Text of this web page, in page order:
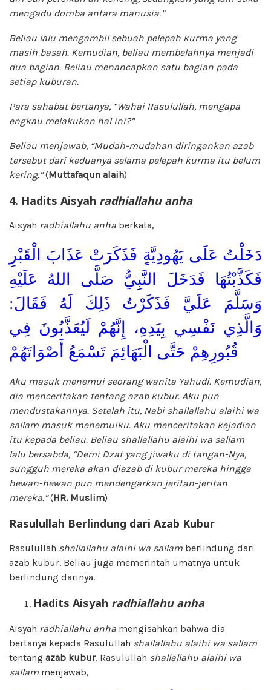
mengadu domba antara manusia.”
Beliau lalu mengambil sebuah pelepah kurma yang
masih basah. Kemudian, beliau membelahnya menjadi
dua bagian. Beliau menancapkan satu bagian pada
setiap kuburan.
Para sahabat bertanya, “Wahai Rasulullah, mengapa
engkau melakukan hal ini?”
Beliau menjawab, “Mudah-mudahan diringankan azab
tersebut dari keduanya selama pelepah kurma itu belum
kering.”(Muttafaqun alaih)
4. Hadits Aisyah radhiallahu anha
Aisyah radhiallahu anha berkata,
دَخَلْتُ عَلَى يَهُودِيَّةٍ فَذَكَرَتْ عَذَابَ الْقَبْرِ
فَكَذَّبْتُهَا فَدَخَلَ النَّبِيُّ صَلَّى اللهُ عَلَيْهِ
وَسَلَّمَ عَلَيَّ فَذَكَرْتُ ذَلِكَ لَهُ فَقَالَ:
وَالَّذِي نَفْسِي بِيَدِهِ، إِنَّهُمْ لَيُعَذَّبُونَ فِي
قُبُورِهِمْ حَتَّى الْبَهَائِمَ تَسْمَعُ أَصْوَاتَهُمْ
Aku masuk menemui seorang wanita Yahudi. Kemudian,
dia menceritakan tentang azab kubur. Aku pun
mendustakannya. Setelah itu, Nabi shallallahu alaihi wa
sallam masuk menemuiku. Aku menceritakan kejadian
itu kepada beliau. Beliau shallallahu alaihi wa sallam
lalu bersabda, “Demi Dzat yang jiwaku di tangan-Nya,
sungguh mereka akan diazab di kubur mereka hingga
hewan-hewan pun mendengarkan jeritan-jeritan
mereka.”(HR. Muslim)
Rasulullah Berlindung dari Azab Kubur
Rasulullah shallallahu alaihi wa sallam berlindung dari
azab kubur. Beliau juga memerintah umatnya untuk
berlindung darinya.
Hadits Aisyah radhiallahu anha
Aisyah radhiallahu anha mengisahkan bahwa dia
bertanya kepada Rasulullah shallallahu alaihi wa sallam
tentang azab kubur. Rasulullah shallallahu alaihi wa
sallam menjawab,